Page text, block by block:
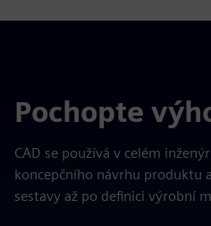
Pochopte
CAD se používá v celém
koncepčního návrhu produktu
sestavy až po definici výrobní